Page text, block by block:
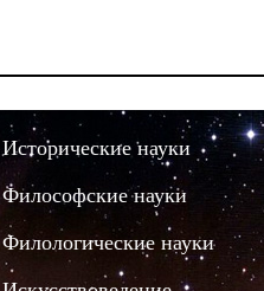
Исторические науки
Философские науки
Филологические науки